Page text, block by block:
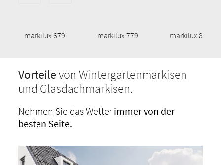
markilux 679 markilux 779 markilux 879
Vorteilevon Wintergartenmarkisen
und Glasdachmarkisen.
Nehmen Sie das Wetterimmer von der
besten Seite.